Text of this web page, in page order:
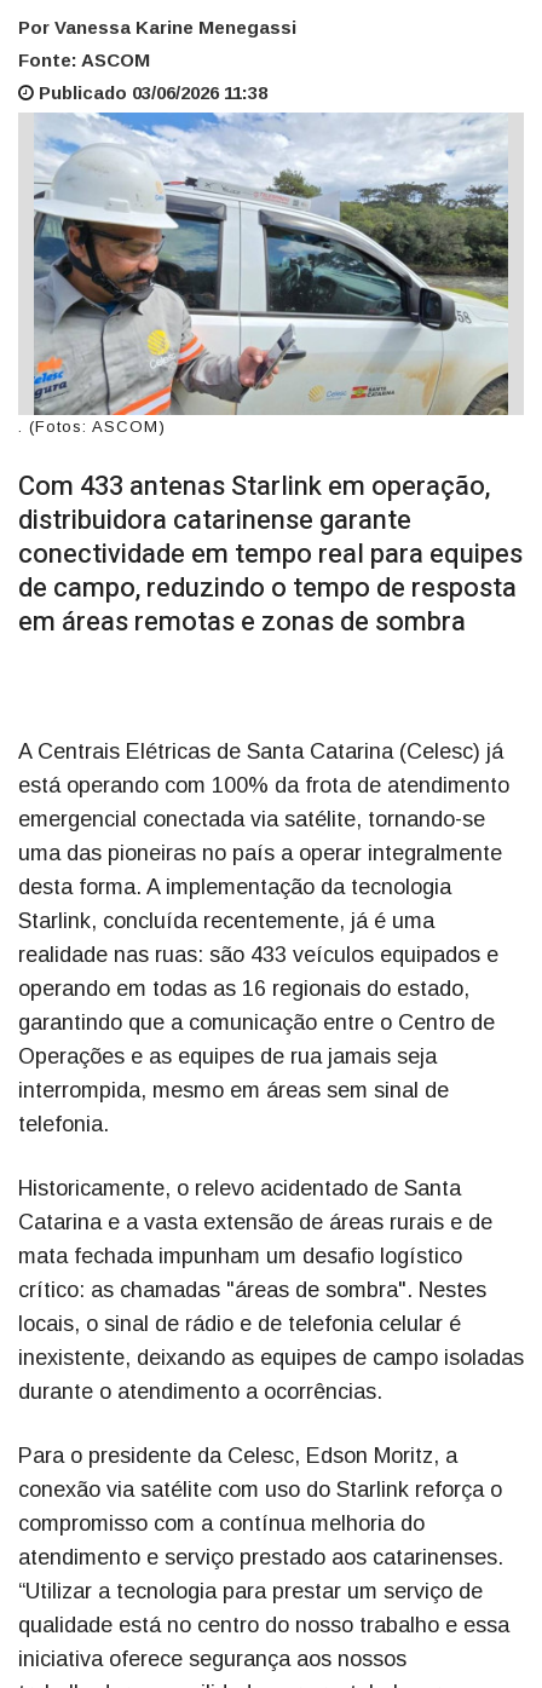
Por Vanessa Karine Menegassi
Fonte: ASCOM
Publicado 03/06/2026 11:38
. (Fotos: ASCOM)
Com 433 antenas Starlink em operação,
distribuidora catarinense garante
conectividade em tempo real para equipes
de campo, reduzindo o tempo de resposta
em áreas remotas e zonas de sombra
A Centrais Elétricas de Santa Catarina (Celesc) já
está operando com 100% da frota de atendimento
emergencial conectada via satélite, tornando-se
uma das pioneiras no país a operar integralmente
desta forma. A implementação da tecnologia
Starlink, concluída recentemente, já é uma
realidade nas ruas: são 433 veículos equipados e
operando em todas as 16 regionais do estado,
garantindo que a comunicação entre o Centro de
Operações e as equipes de rua jamais seja
interrompida, mesmo em áreas sem sinal de
telefonia.
Historicamente, o relevo acidentado de Santa
Catarina e a vasta extensão de áreas rurais e de
mata fechada impunham um desafio logístico
crítico: as chamadas "áreas de sombra". Nestes
locais, o sinal de rádio e de telefonia celular é
inexistente, deixando as equipes de campo isoladas
durante o atendimento a ocorrências.
Para o presidente da Celesc, Edson Moritz, a
conexão via satélite com uso do Starlink reforça o
compromisso com a contínua melhoria do
atendimento e serviço prestado aos catarinenses.
“Utilizar a tecnologia para prestar um serviço de
qualidade está no centro do nosso trabalho e essa
iniciativa oferece segurança aos nossos